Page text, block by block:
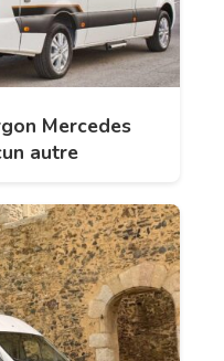
Mercedes
autre